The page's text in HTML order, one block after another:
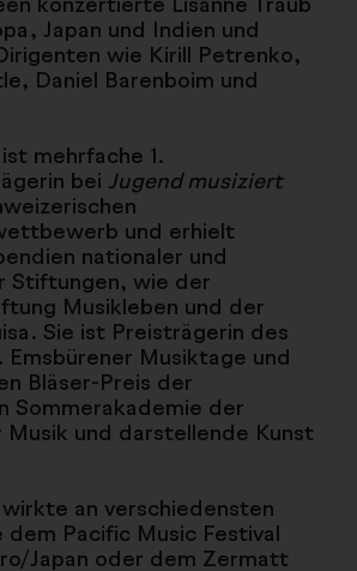
Japan und Indien und
wie Kirill Petrenko,
Daniel Barenboim und
mehrfache 1.
bei Jugend musiziert
und erhielt
nationaler und
Stiftungen, wie der
Musikleben und der
Sie ist Preisträgerin des
Emsbürener Musiktage und
Bläser-Preis der
Sommerakademie der
Musik und darstellende Kunst
wirkte an verschiedensten
dem Pacific Music Festival
Japan oder dem Zermatt